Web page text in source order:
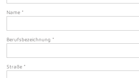
Name *
Berufsbezeichnung *
Straße *